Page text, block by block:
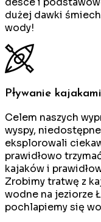
dużej dawki
wody!
Pływanie kajakami
Celem naszych
wyspy,
eksplorowali
prawidłowo
kajaków i
Zrobimy tratwę z
wodne na jeziorze
pochlapiemy się